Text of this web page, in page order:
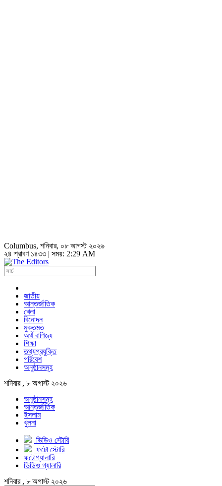
Columbus, শনিবার, ০৮ আগস্ট ২০২৬
২৪ শ্রাবণ ১৪৩৩ | সময়: 2:29 AM
জাতীয়
আন্তর্জাতিক
খেলা
বিনোদন
মুক্তমত
অর্থ বাণিজ্য
শিক্ষা
তথ্যপ্রযুক্তি
পরিবেশ
অনুষ্ঠানসমূহ
শনিবার , ৮ অগাস্ট ২০২৬
অনুষ্ঠানসমূহ
আন্তর্জাতিক
ইসলাম
খুলনা
ভিডিও স্টোরি
ফটো স্টোরি
ফটোগ্যালারি
ভিডিও গ্যালারি
শনিবার , ৮ অগাস্ট ২০২৬